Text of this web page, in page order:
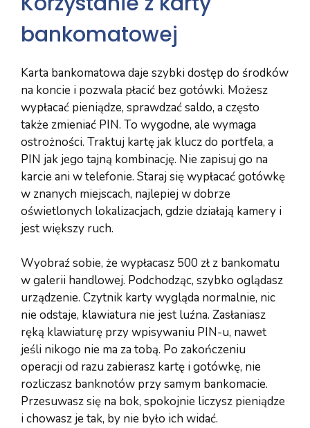
bankomatowej
Karta bankomatowa daje szybki dostęp do środków
na koncie i pozwala płacić bez gotówki. Możesz
wypłacać pieniądze, sprawdzać saldo, a często
także zmieniać PIN. To wygodne, ale wymaga
ostrożności. Traktuj kartę jak klucz do portfela, a
PIN jak jego tajną kombinację. Nie zapisuj go na
karcie ani w telefonie. Staraj się wypłacać gotówkę
w znanych miejscach, najlepiej w dobrze
oświetlonych lokalizacjach, gdzie działają kamery i
jest większy ruch.
Wyobraź sobie, że wypłacasz 500 zł z bankomatu
w galerii handlowej. Podchodząc, szybko oglądasz
urządzenie. Czytnik karty wygląda normalnie, nic
nie odstaje, klawiatura nie jest luźna. Zasłaniasz
ręką klawiaturę przy wpisywaniu PIN-u, nawet
jeśli nikogo nie ma za tobą. Po zakończeniu
operacji od razu zabierasz kartę i gotówkę, nie
rozliczasz banknotów przy samym bankomacie.
Przesuwasz się na bok, spokojnie liczysz pieniądze
i chowasz je tak, by nie było ich widać.